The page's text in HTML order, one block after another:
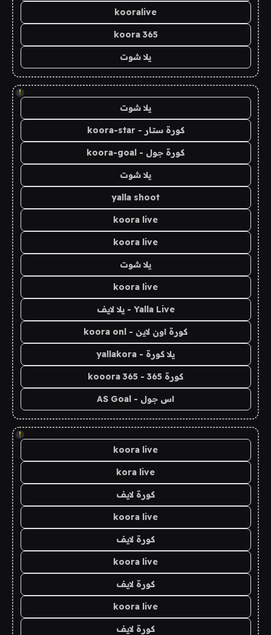
kooralive
koora 365
يلا شوت
!
يلا شوت
كورة ستار - koora-star
كورة جول - koora-goal
يلا شوت
yalla shoot
koora live
koora live
يلا شوت
koora live
Yalla Live - يلا لايف
كورة اون لاين - koora onl
يلا كورة - yallakora
كورة 365 - kooora 365
اس جول - AS Goal
!
koora live
kora live
كورة لايف
koora live
كورة لايف
koora live
كورة لايف
koora live
كورة لايف